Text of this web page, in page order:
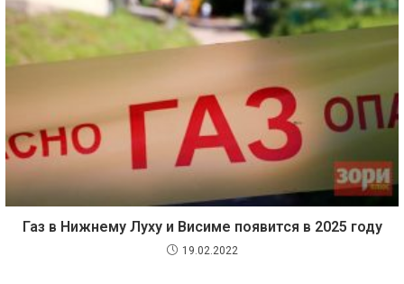
Газ в Нижнему Луху и Висиме появится в 2025 году
19.02.2022